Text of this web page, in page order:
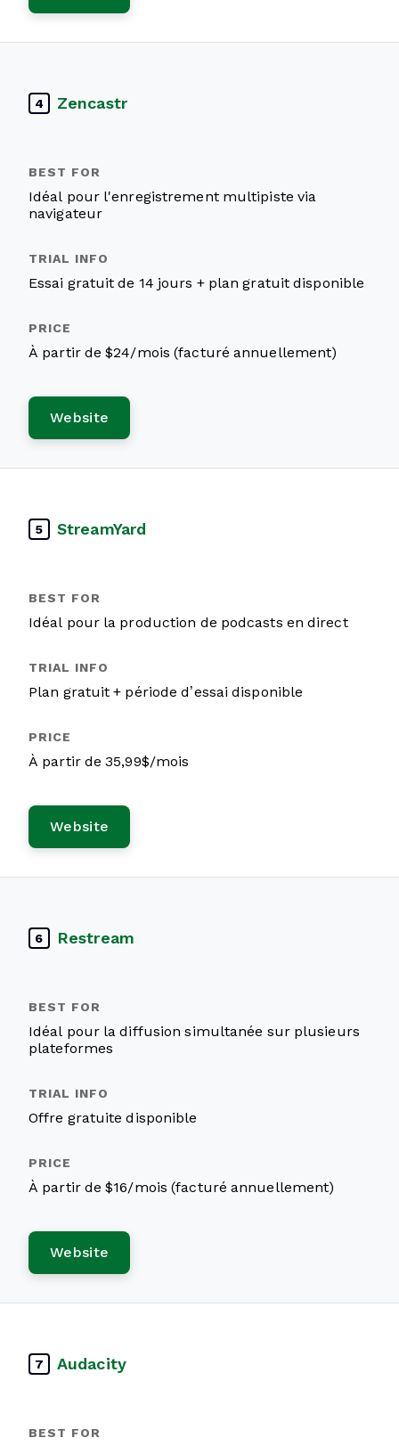
4 Zencastr
Idéal pour l'enregistrement multipiste via
navigateur
Essai gratuit de 14 jours + plan gratuit disponible
À partir de $24/mois (facturé annuellement)
Website
5 StreamYard
Idéal pour la production de podcasts en direct
Plan gratuit + période d’essai disponible
À partir de 35,99$/mois
Website
6 Restream
Idéal pour la diffusion simultanée sur plusieurs
plateformes
Offre gratuite disponible
À partir de $16/mois (facturé annuellement)
Website
7 Audacity